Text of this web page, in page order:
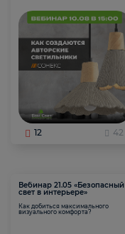
12 42
Вебинар 21.05 «Безопасный
свет в интерьере»
Как добиться максимального
визуального комфорта?